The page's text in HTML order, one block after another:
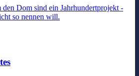
Dom sind ein Jahrhundertprojekt -
so nennen will.